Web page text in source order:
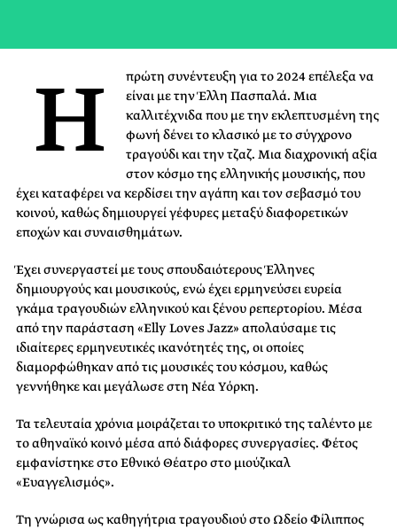
Η
πρώτη συνέντευξη για το 2024 επέλεξα να
είναι με την Έλλη Πασπαλά. Μια
καλλιτέχνιδα που με την εκλεπτυσμένη της
φωνή δένει το κλασικό με το σύγχρονο
τραγούδι και την τζαζ. Μια διαχρονική αξία
στον κόσμο της ελληνικής μουσικής, που
έχει καταφέρει να κερδίσει την αγάπη και τον σεβασμό του
κοινού, καθώς δημιουργεί γέφυρες μεταξύ διαφορετικών
εποχών και συναισθημάτων.
Έχει συνεργαστεί με τους σπουδαιότερους Έλληνες
δημιουργούς και μουσικούς, ενώ έχει ερμηνεύσει ευρεία
γκάμα τραγουδιών ελληνικού και ξένου ρεπερτορίου. Μέσα
από την παράσταση «Elly Loves Jazz» απολαύσαμε τις
ιδιαίτερες ερμηνευτικές ικανότητές της, οι οποίες
διαμορφώθηκαν από τις μουσικές του κόσμου, καθώς
γεννήθηκε και μεγάλωσε στη Νέα Υόρκη.
Τα τελευταία χρόνια μοιράζεται το υποκριτικό της ταλέντο με
το αθηναϊκό κοινό μέσα από διάφορες συνεργασίες. Φέτος
εμφανίστηκε στο Εθνικό Θέατρο στο μιούζικαλ
«Ευαγγελισμός».
Τη γνώρισα ως καθηγήτρια τραγουδιού στο Ωδείο Φίλιππος